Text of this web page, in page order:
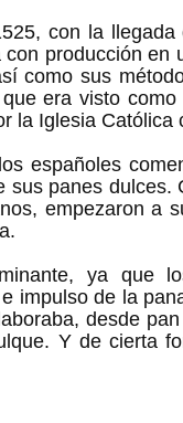
con la
producción en
como sus
era visto
la Iglesia
españoles
sus panes
empezaron a
ya que
impulso de la
desde
Y de cierta